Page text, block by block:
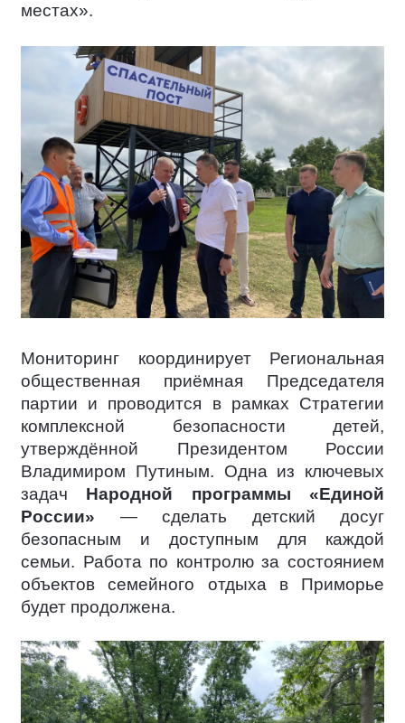
местах».
Мониторинг координирует Региональная
общественная приёмная Председателя
партии и проводится в рамках Стратегии
комплексной безопасности детей,
утверждённой Президентом России
Владимиром Путиным. Одна из ключевых
задач Народной программы «Единой
России» — сделать детский досуг
безопасным и доступным для каждой
семьи. Работа по контролю за состоянием
объектов семейного отдыха в Приморье
будет продолжена.